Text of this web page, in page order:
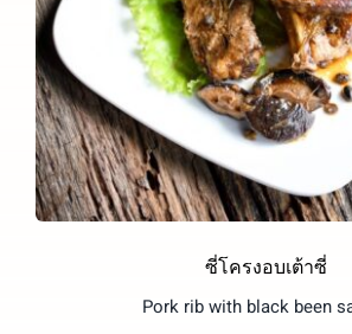
ซี่โครงอบเต้าซี่
Pork rib with black been